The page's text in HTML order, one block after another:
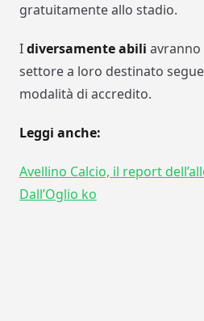
gratuitamente allo stadio.
Idiversamente abili avranno
settore a loro destinato
modalità di accredito.
Leggi anche:
Avellino Calcio, il report
Dall’Oglio ko